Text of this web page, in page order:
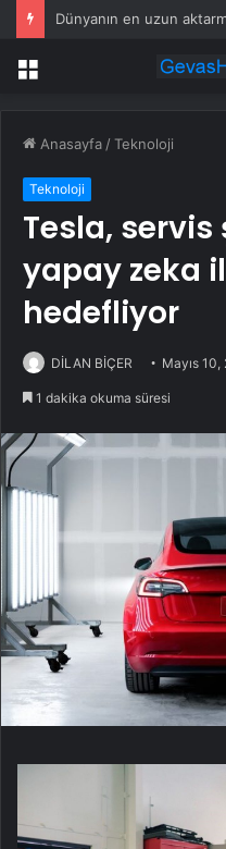
Menü
Anasayfa /Teknoloji
Teknoloji
Tesla,
yapay zeka
hedefliyor
DİLAN BİÇER Mayıs 10,
1 dakika okuma süresi